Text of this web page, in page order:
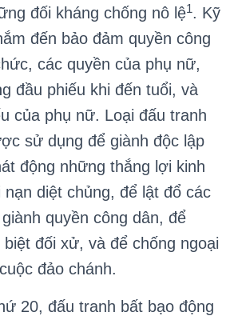
đối kháng chống nô lệ1. Kỹ
đến bảo đảm quyền công
các quyền của phụ nữ,
đầu phiếu khi đến tuổi, và
của phụ nữ. Loại đấu tranh
sử dụng để giành độc lập
động những thắng lợi kinh
diệt chủng, để lật đổ các
quyền công dân, để
đối xử, và để chống ngoại
đảo chánh.
20, đấu tranh bất bạo động